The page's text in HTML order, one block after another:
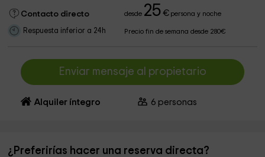
Contacto directo desde 25 €persona y noche
Respuesta inferior a 24h Precio fin de semana desde 280€
Enviar mensaje al propietario
Alquiler íntegro 6 personas
¿Preferirías hacer una reserva directa?